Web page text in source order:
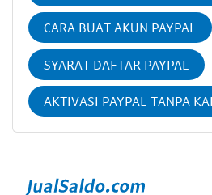
CARA BUAT AKUN PAYPAL
SYARAT DAFTAR PAYPAL
AKTIVASI PAYPAL TANPA